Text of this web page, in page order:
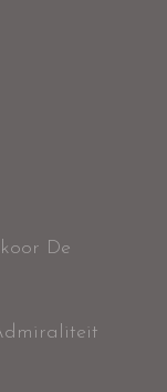
De